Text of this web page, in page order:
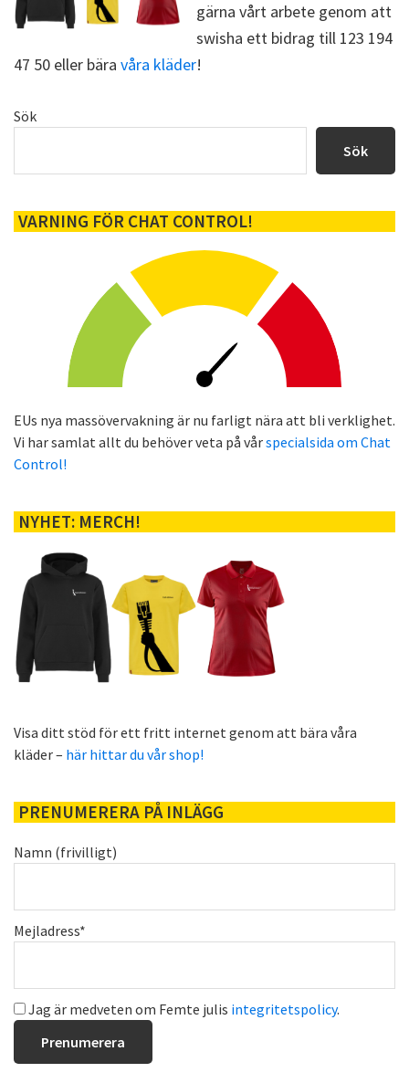
gärna vårt arbete genom att
swisha ett bidrag till 123 194
47 50 eller bära våra kläder!
Primärt
Sök
Sök
VARNING FÖR CHAT CONTROL!
EUs nya massövervakning är nu farligt nära att bli verklighet.
Vi har samlat allt du behöver veta på vårspecialsida om Chat
Control!
NYHET: MERCH!
Visa ditt stöd för ett fritt internet genom att bära våra
kläder – här hittar du vår shop!
PRENUMERERA PÅ INLÄGG
Namn (frivilligt)
Mejladress*
Jag är medveten om Femte julis integritetspolicy.